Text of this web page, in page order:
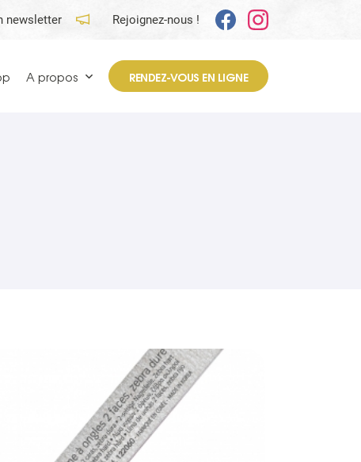
newsletter Rejoignez-nous !
A propos RENDEZ-VOUS EN LIGNE